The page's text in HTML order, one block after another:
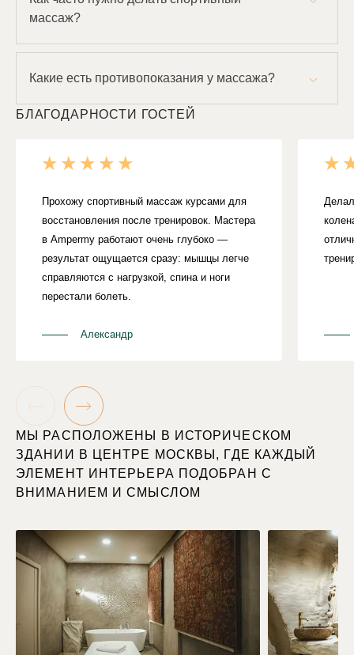
МЫ РАСПОЛОЖЕНЫ В ИСТОРИЧЕСКОМ
ЗДАНИИ В ЦЕНТРЕ МОСКВЫ, ГДЕ КАЖДЫЙ
ЭЛЕМЕНТ ИНТЕРЬЕРА ПОДОБРАН С
ВНИМАНИЕМ И СМЫСЛОМ
мышечное напряжение, улучшить гибкость и
общее самочувствие.
массаж?
оптимальная частота — 1 раз в 7–10 дней для
травм. Для восстановления после нагрузок или
соревнований возможны более частые сеансы.
Какие есть противопоказания у массажа?
эффективность, имеет ряд противопоказаний:
двигательного аппарата;
- неконтролируемая артериальная гипертензия
- тромбоз, тромбофлебит и другие нарушения
сосудистой проходимости;
- инфекционные и воспалительные заболевания
в острой стадии;
- кожные заболевания и повреждения в зоне
БЛАГОДАРНОСТИ ГОСТЕЙ
Прохожу спортивный массаж курсами для
восстановления после тренировок. Мастера
в Ampermy работают очень глубоко —
результат ощущается сразу: мышцы легче
справляются с нагрузкой, спина и ноги
перестали болеть.
Александр